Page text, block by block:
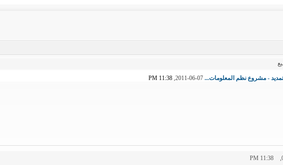
تمديد - مشروع نظم المعلومات... 11:38 PM
11:38 PM